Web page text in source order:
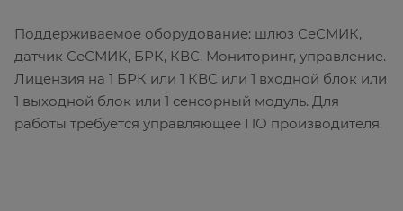
Поддерживаемое оборудование: шлюз СеСМИК,
датчик СеСМИК, БРК, КВС. Мониторинг, управление.
Лицензия на 1 БРК или 1 КВС или 1 входной блок или
1 выходной блок или 1 сенсорный модуль. Для
работы требуется управляющее ПО производителя.